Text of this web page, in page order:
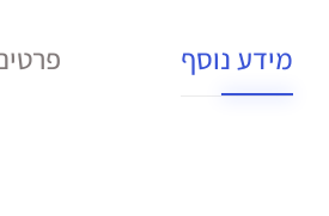
מידע נוסף